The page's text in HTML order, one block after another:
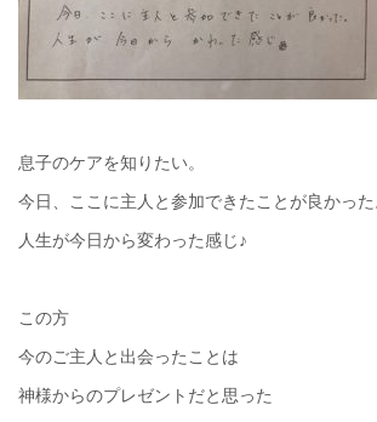
息子のケアを知りたい。
今日、ここに主人と参加できたことが良かった
人生が今日から変わった感じ♪
この方
今のご主人と出会ったことは
神様からのプレゼントだと思った